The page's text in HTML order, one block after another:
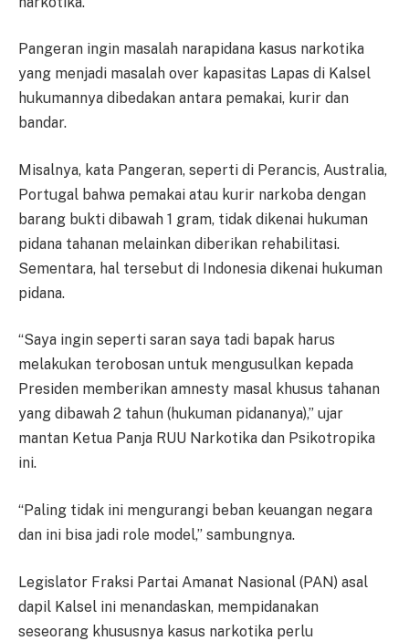
Pangeran ingin masalah narapidana kasus narkotika
yang menjadi masalah over kapasitas Lapas di Kalsel
hukumannya dibedakan antara pemakai, kurir dan
bandar.
Misalnya, kata Pangeran, seperti di Perancis, Australia,
Portugal bahwa pemakai atau kurir narkoba dengan
barang bukti dibawah 1 gram, tidak dikenai hukuman
pidana tahanan melainkan diberikan rehabilitasi.
Sementara, hal tersebut di Indonesia dikenai hukuman
pidana.
“Saya ingin seperti saran saya tadi bapak harus
melakukan terobosan untuk mengusulkan kepada
Presiden memberikan amnesty masal khusus tahanan
yang dibawah 2 tahun (hukuman pidananya),” ujar
mantan Ketua Panja RUU Narkotika dan Psikotropika
ini.
“Paling tidak ini mengurangi beban keuangan negara
dan ini bisa jadi role model,” sambungnya.
Legislator Fraksi Partai Amanat Nasional (PAN) asal
dapil Kalsel ini menandaskan, mempidanakan
seseorang khususnya kasus narkotika perlu